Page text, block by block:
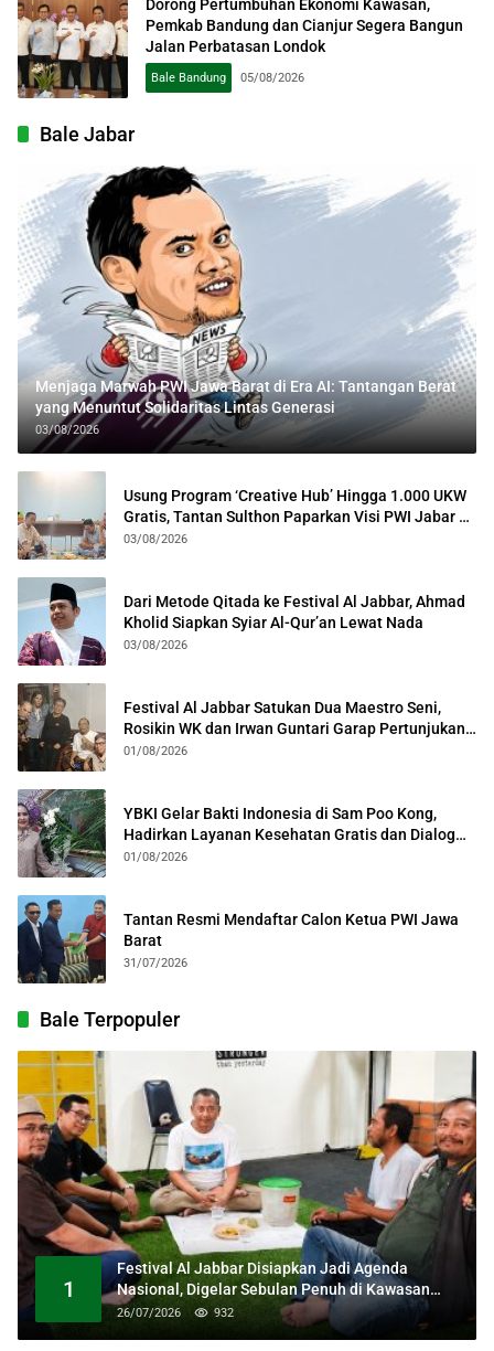
Dorong Pertumbuhan Ekonomi Kawasan,
Pemkab Bandung dan Cianjur Segera Bangun
Jalan Perbatasan Londok
Bale Bandung 05/08/2026
Bale Jabar
Menjaga Marwah PWI Jawa Barat di Era AI: Tantangan Berat
yang Menuntut Solidaritas Lintas Generasi
03/08/2026
Usung Program ‘Creative Hub’ Hingga 1.000 UKW
Gratis, Tantan Sulthon Paparkan Visi PWI Jabar di
Kota Bogor
03/08/2026
Dari Metode Qitada ke Festival Al Jabbar, Ahmad
Kholid Siapkan Syiar Al-Qur’an Lewat Nada
03/08/2026
Festival Al Jabbar Satukan Dua Maestro Seni,
Rosikin WK dan Irwan Guntari Garap Pertunjukan
Kolosal
01/08/2026
YBKI Gelar Bakti Indonesia di Sam Poo Kong,
Hadirkan Layanan Kesehatan Gratis dan Dialog
Kebangsaan
01/08/2026
Tantan Resmi Mendaftar Calon Ketua PWI Jawa
Barat
31/07/2026
Bale Terpopuler
1
Festival Al Jabbar Disiapkan Jadi Agenda
Nasional, Digelar Sebulan Penuh di Kawasan
Masjid Raya Al Jabbar
26/07/2026 932